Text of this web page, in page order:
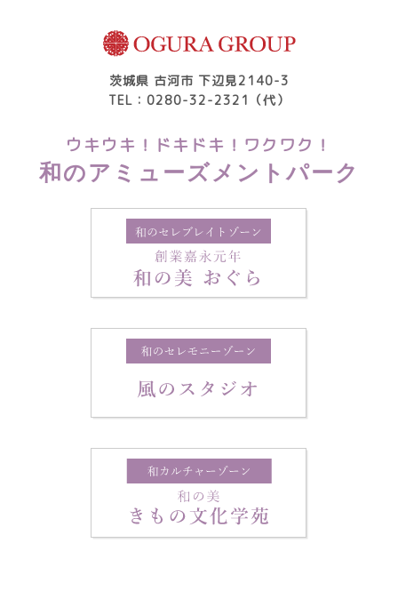
茨城県 古河市 下辺見2140-3
TEL：0280-32-2321（代）
ウキウキ！ドキドキ！ワクワク！
和のアミューズメントパーク